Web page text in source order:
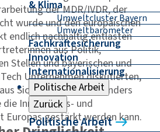
& Klima
Umweltcluster Bayern
Umweltbarometer
Fachkräftesicherung
Innovation
Internationalisierung
Politische Arbeit
Zurück
Politische Arbeit
der MDR/IVDR, der
wurde und den europäischen
endlich nachhaltig entlasten
aus Politik,
Stellen und bayerischen und
Unternehmen diskutierten,
Sicht der Praxis besonders
Innovations- und
gestärkt werden kann.